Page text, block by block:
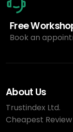
Free
Book an
About Us
Trustindex Ltd.
Cheapest